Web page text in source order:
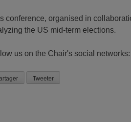
conference, organised in
the US mid-term elections.
us on the Chair's social
Tweeter